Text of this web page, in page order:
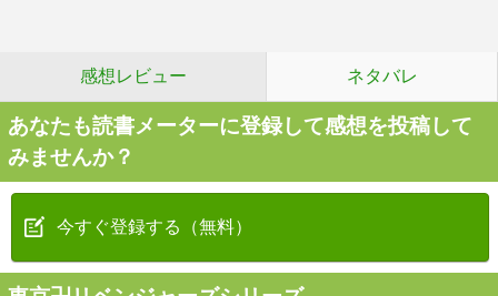
感想レビュー ネタバレ
あなたも読書メーターに登録して感想を投稿して
みませんか？
今すぐ登録する（無料）